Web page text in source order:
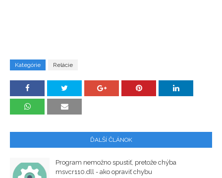
Kategórie Relácie
ĎALŠÍ ČLÁNOK
Program nemožno spustiť, pretože chýba
msvcr110.dll - ako opraviť chybu